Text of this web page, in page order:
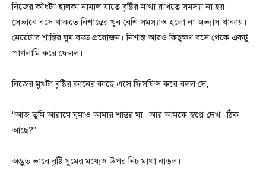
নিজের কাঁধটা হালকা নামাল যাতে বৃষ্টির মাথা রাখতে সমস্যা না হয়।
সেভাবে বসে থাকতে নিশান্তের খুব বেশি সমস্যাও হলো না অভ্যাস থাকায়।
মেয়েটার শান্তির ঘুম বড্ড প্রয়োজন। নিশান্ত আরও কিছুক্ষণ বসে থেকে একটু
পাগলামি করে ফেলল।
নিজের মুখটা বৃষ্টির কানের কাছে এসে ফিসফিস করে বলল সে,
“আজ তুমি আরামে ঘুমাও আমার শান্তর মা। আর আমকে স্বপ্নে দেখ। ঠিক
আছে?”
অদ্ভুত ভাবে বৃষ্টি ঘুমের মধ্যেও উপর নিচ মাথা নাড়ল।